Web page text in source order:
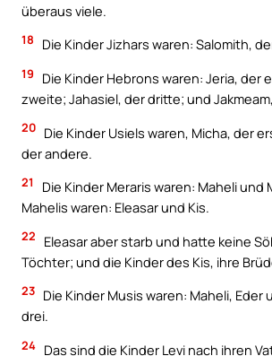
überaus viele.
18 Die Kinder Jizhars waren: Salomith,
19
Die Kinder Hebrons waren: Jeria, der
zweite; Jahasiel, der dritte; und
20 Die Kinder Usiels waren, Micha, der
der andere.
21
Die Kinder Meraris waren: Maheli und
Mahelis waren: Eleasar und Kis.
22
Eleasar aber starb und hatte keine
Töchter; und die Kinder des Kis, ihre
23 Die Kinder Musis waren: Maheli, Eder
drei.
24 Das sind die Kinder Levi nach ihren